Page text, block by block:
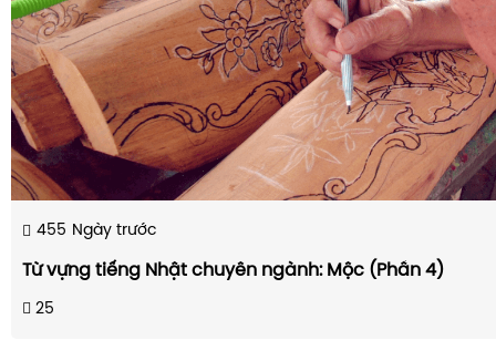
455 Ngày trước
Từ vựng tiếng Nhật chuyên ngành: Mộc (Phần 4)
25